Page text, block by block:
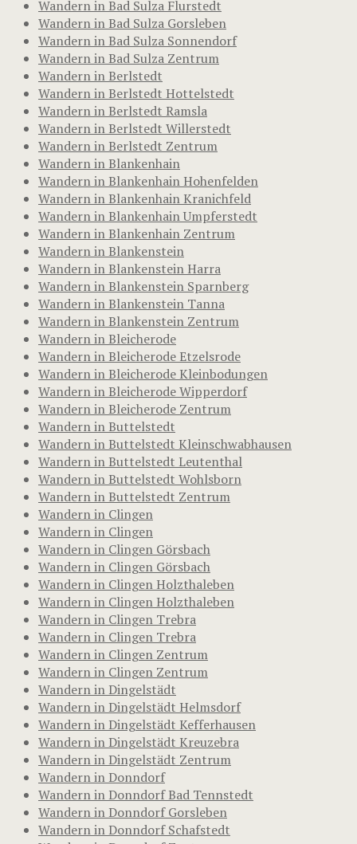
Wandern in Bad Sulza Flurstedt
Wandern in Bad Sulza Gorsleben
Wandern in Bad Sulza Sonnendorf
Wandern in Bad Sulza Zentrum
Wandern in Berlstedt
Wandern in Berlstedt Hottelstedt
Wandern in Berlstedt Ramsla
Wandern in Berlstedt Willerstedt
Wandern in Berlstedt Zentrum
Wandern in Blankenhain
Wandern in Blankenhain Hohenfelden
Wandern in Blankenhain Kranichfeld
Wandern in Blankenhain Umpferstedt
Wandern in Blankenhain Zentrum
Wandern in Blankenstein
Wandern in Blankenstein Harra
Wandern in Blankenstein Sparnberg
Wandern in Blankenstein Tanna
Wandern in Blankenstein Zentrum
Wandern in Bleicherode
Wandern in Bleicherode Etzelsrode
Wandern in Bleicherode Kleinbodungen
Wandern in Bleicherode Wipperdorf
Wandern in Bleicherode Zentrum
Wandern in Buttelstedt
Wandern in Buttelstedt Kleinschwabhausen
Wandern in Buttelstedt Leutenthal
Wandern in Buttelstedt Wohlsborn
Wandern in Buttelstedt Zentrum
Wandern in Clingen
Wandern in Clingen
Wandern in Clingen Görsbach
Wandern in Clingen Görsbach
Wandern in Clingen Holzthaleben
Wandern in Clingen Holzthaleben
Wandern in Clingen Trebra
Wandern in Clingen Trebra
Wandern in Clingen Zentrum
Wandern in Clingen Zentrum
Wandern in Dingelstädt
Wandern in Dingelstädt Helmsdorf
Wandern in Dingelstädt Kefferhausen
Wandern in Dingelstädt Kreuzebra
Wandern in Dingelstädt Zentrum
Wandern in Donndorf
Wandern in Donndorf Bad Tennstedt
Wandern in Donndorf Gorsleben
Wandern in Donndorf Schafstedt